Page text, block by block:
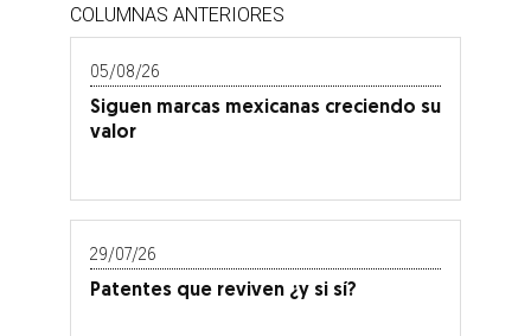
COLUMNAS ANTERIORES
05/08/26
Siguen marcas mexicanas creciendo su
valor
29/07/26
Patentes que reviven ¿y si sí?